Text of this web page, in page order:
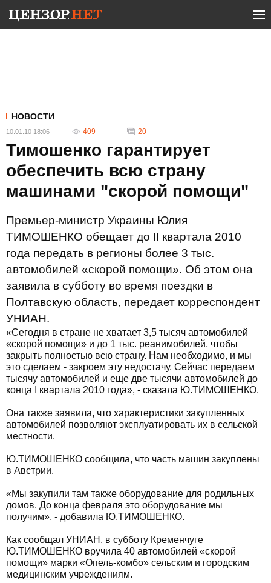
НОВОСТИ
10.01.10 18:06 409 20
Тимошенко гарантирует
обеспечить всю страну
машинами "скорой помощи"
Премьер-министр Украины Юлия
ТИМОШЕНКО обещает до ІІ квартала 2010
года передать в регионы более 3 тыс.
автомобилей «скорой помощи». Об этом она
заявила в субботу во время поездки в
Полтавскую область, передает корреспондент
УНИАН.
«Сегодня в стране не хватает 3,5 тысяч автомобилей
«скорой помощи» и до 1 тыс. реанимобилей, чтобы
закрыть полностью всю страну. Нам необходимо, и мы
это сделаем - закроем эту недостачу. Сейчас передаем
тысячу автомобилей и еще две тысячи автомобилей до
конца І квартала 2010 года», - сказала Ю.ТИМОШЕНКО.
Она также заявила, что характеристики закупленных
автомобилей позволяют эксплуатировать их в сельской
местности.
Ю.ТИМОШЕНКО сообщила, что часть машин закуплены
в Австрии.
«Мы закупили там также оборудование для родильных
домов. До конца февраля это оборудование мы
получим», - добавила Ю.ТИМОШЕНКО.
Как сообщал УНИАН, в субботу Кременчуге
Ю.ТИМОШЕНКО вручила 40 автомобилей «скорой
помощи» марки «Опель-комбо» сельским и городским
медицинским учреждениям.